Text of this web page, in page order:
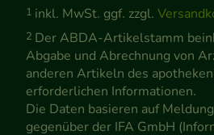
1 inkl. MwSt. ggf. zzgl.
2 Der ABDA-Artikelstamm
Abgabe und Abrechnung von
anderen Artikeln des
erforderlichen Informationen.
Die Daten basieren auf
gegenüber der IFA GmbH